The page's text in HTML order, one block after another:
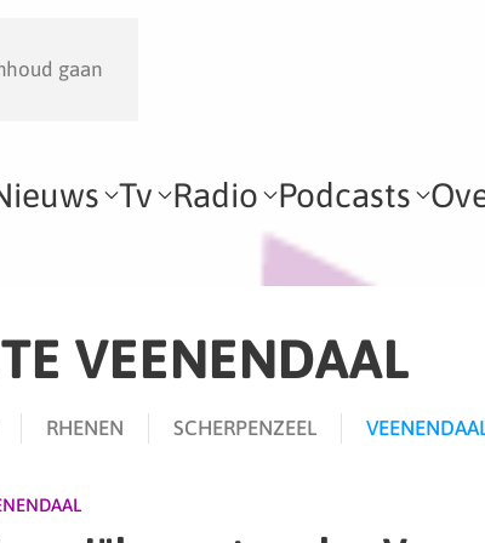
gaan
Tv Radio Podcasts
VEENENDAAL
RHENEN SCHERPENZEEL